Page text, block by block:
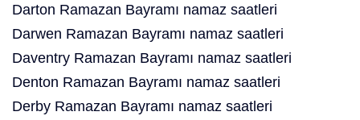
Darton Ramazan Bayramı namaz saatleri
Darwen Ramazan Bayramı namaz saatleri
Daventry Ramazan Bayramı namaz saatleri
Denton Ramazan Bayramı namaz saatleri
Derby Ramazan Bayramı namaz saatleri